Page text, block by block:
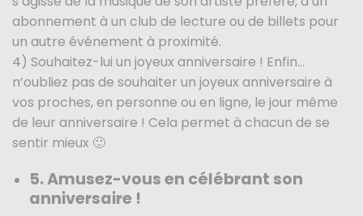
abonnement à un club de lecture ou de billets pour
un autre événement à proximité.
4) Souhaitez-lui un joyeux anniversaire ! Enfin…
n’oubliez pas de souhaiter un joyeux anniversaire à
vos proches, en personne ou en ligne, le jour même
de leur anniversaire ! Cela permet à chacun de se
sentir mieux 🙂
5. Amusez-vous en célébrant son
anniversaire !